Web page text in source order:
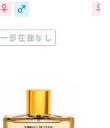
一部在庫なし